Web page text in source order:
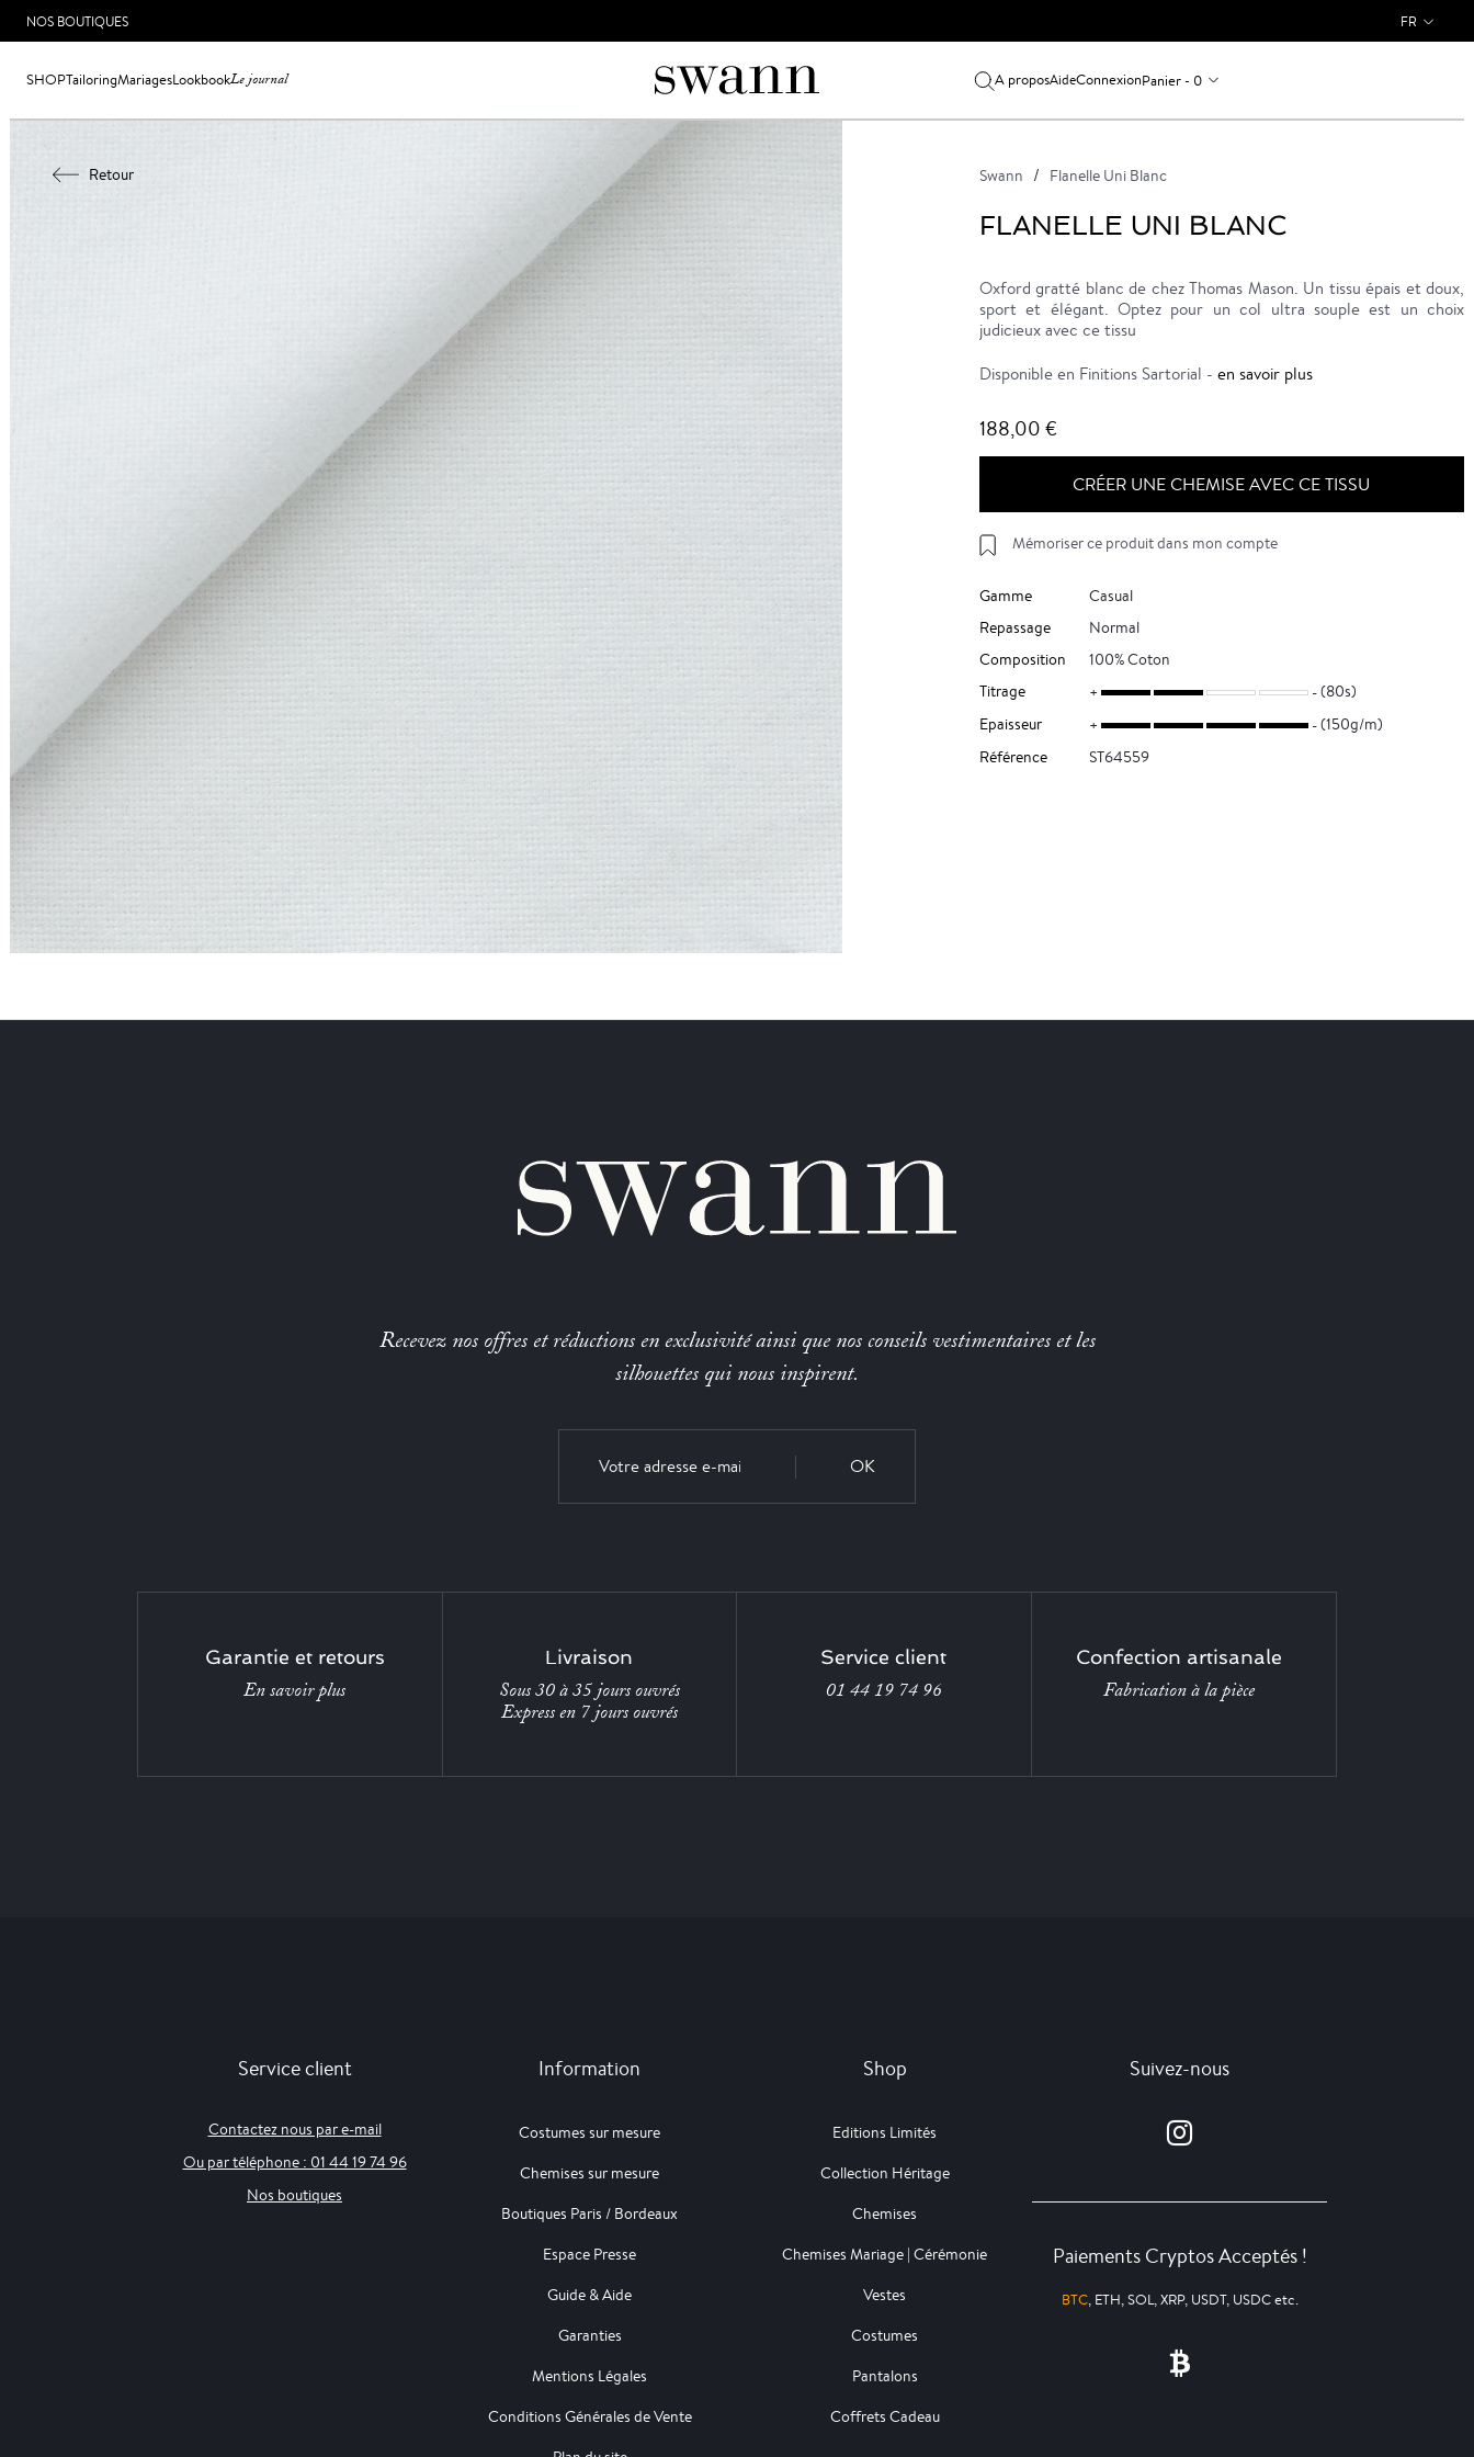
NOS BOUTIQUES FR
SHOPTailoringMariagesLookbookLe journal A proposAideConnexionPanier - 0
Retour Swann Flanelle Uni Blanc
FLANELLE UNI BLANC
Oxford gratté blanc de chez Thomas Mason. Un tissu épais et doux,
sport et élégant. Optez pour un col ultra souple est un choix
judicieux avec ce tissu
Disponible en Finitions Sartorial - en savoir plus
188,00 €
CRÉER UNE CHEMISE AVEC CE TISSU
Mémoriser ce produit dans mon compte
Gamme
Casual
Repassage
Normal
Composition
100% Coton
Titrage
(80s)
Epaisseur
(150g/m)
Référence
ST64559
Recevez nos offres et réductions en exclusivité ainsi que nos conseils vestimentaires et les
silhouettes qui nous inspirent.
OK
Garantie et retours
En savoir plus
Livraison
Sous 30 à 35 jours ouvrés
Express en 7 jours ouvrés
Service client
01 44 19 74 96
Confection artisanale
Fabrication à la pièce
Service client
Contactez nous par e-mail
Ou par téléphone : 01 44 19 74 96
Nos boutiques
Information
Costumes sur mesure
Chemises sur mesure
Boutiques Paris / Bordeaux
Espace Presse
Guide & Aide
Garanties
Mentions Légales
Conditions Générales de Vente
Shop
Editions Limités
Collection Héritage
Chemises
Chemises Mariage | Cérémonie
Vestes
Costumes
Pantalons
Coffrets Cadeau
Suivez-nous
Paiements Cryptos Acceptés !
BTC, ETH, SOL, XRP, USDT, USDC etc.